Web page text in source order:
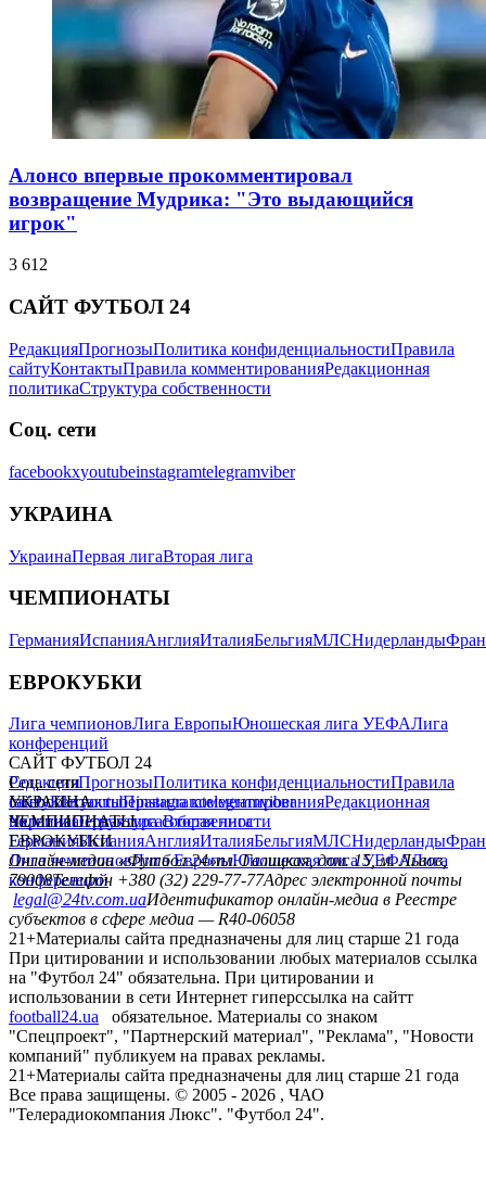
Алонсо впервые прокомментировал
возвращение Мудрика: "Это выдающийся
игрок"
3 612
САЙТ ФУТБОЛ 24
РедакцияПрогнозыПолитика конфиденциальностиПравила
сайтуКонтактыПравила комментированияРедакционная
политикаСтруктура собственности
Соц. сети
facebookxyoutubeinstagramtelegramviber
УКРАИНА
УкраинаПервая лигаВторая лига
ЧЕМПИОНАТЫ
ГерманияИспанияАнглияИталияБельгияМЛСНидерланды
ЕВРОКУБКИ
Лига чемпионовЛига ЕвропыЮношеская лига УЕФАЛига
конференций
САЙТ ФУТБОЛ 24
РедакцияПрогнозыПолитика конфиденциальностиПравила
сайтуКонтактыПравила комментированияРедакционная
политикаСтруктура собственности
Соц. сети
facebookxyoutubeinstagramtelegramviber
УКРАИНА
УкраинаПервая лигаВторая лига
ЧЕМПИОНАТЫ
ГерманияИспанияАнглияИталияБельгияМЛСНидерланды
ЕВРОКУБКИ
Лига чемпионовЛига ЕвропыЮношеская лига УЕФАЛига
конференций
Онлайн-медиа «Футбол 24»пл. Галицкая, дом. 15, м. Львов,
79008Телефон +380 (32) 229-77-77Адрес электронной почты
legal@24tv.com.uaИдентификатор онлайн-медиа в Реестре
субъектов в сфере медиа — R40-06058
21+Материалы сайта предназначены для лиц старше 21 года
При цитировании и использовании любых материалов ссылка
на "Футбол 24" обязательна. При цитировании и
использовании в сети Интернет гиперссылка на сайтт
football24.ua
обязательное. Материалы со знаком
"Спецпроект", "Партнерский материал", "Реклама", "Новости
компаний" публикуем на правах рекламы.
21+Материалы сайта предназначены для лиц старше 21 года
Все права защищены. © 2005 - 2026 , ЧАО
"Телерадиокомпания Люкс". "Футбол 24".